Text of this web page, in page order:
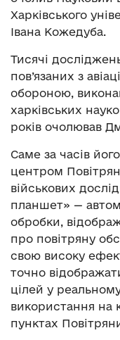
Харківського
Івана Кожедуба.
Тисячі
пов’язаних з
обороною,
харківських
років очолював
Саме за часів
центром
військових
планшет» —
обробки,
про повітряну
свою високу
точно
цілей у
використання на
пунктах